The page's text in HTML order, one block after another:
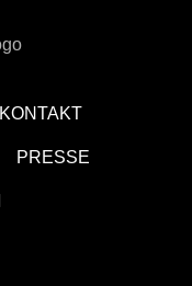
KONTAKT
PRESSE